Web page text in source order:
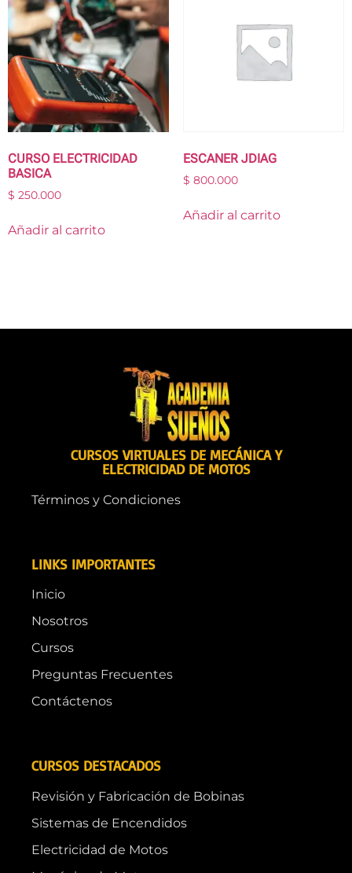
CURSO ELECTRICIDAD
BASICA
$ 250.000
Añadir al carrito
ESCANER JDIAG
$ 800.000
Añadir al carrito
CURSOS VIRTUALES DE MECÁNICA Y
ELECTRICIDAD DE MOTOS
Términos y Condiciones
LINKS IMPORTANTES
Inicio
Nosotros
Cursos
Preguntas Frecuentes
Contáctenos
CURSOS DESTACADOS
Revisión y Fabricación de Bobinas
Sistemas de Encendidos
Electricidad de Motos